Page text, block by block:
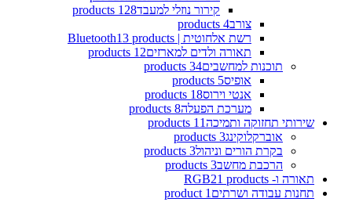
קירור נוזלי למעבד128 products
צורב4 products
רשת אלחוטית | Bluetooth 13 products
תאורה ולדים למארזים12 products
תוכנות למחשבים34 products
אופיס5 products
אנטי וירוס18 products
מערכת הפעלה8 products
שירותי תחזוקה ותמיכה11 products
אוברקלוקינג3 products
בקרת הורים וניהול3 products
הרכבת מחשב3 products
תאורה ו- RGB 21 products
תחנות עבודה ושרתים 1 product